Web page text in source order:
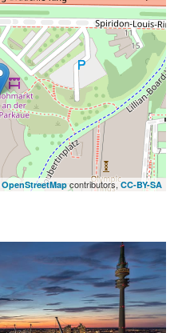
OpenStreetMap contributors,CC-BY-SA